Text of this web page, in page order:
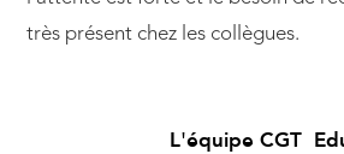
très présent chez les collègues.
L'équipe CGT